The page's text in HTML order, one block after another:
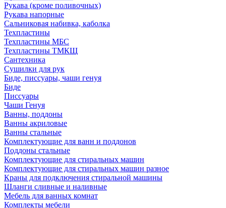
Рукава (кроме поливочных)
Рукава напорные
Сальниковая набивка, каболка
Техпластины
Техпластины МБС
Техпластины ТМКЩ
Сантехника
Сушилки для рук
Биде, писсуары, чаши генуя
Биде
Писсуары
Чаши Генуя
Ванны, поддоны
Ванны акриловые
Ванны стальные
Комплектующие для ванн и поддонов
Поддоны стальные
Комплектующие для стиральных машин
Комплектующие для стиральных машин разное
Краны для подключения стиральной машины
Шланги сливные и наливные
Мебель для ванных комнат
Комплекты мебели